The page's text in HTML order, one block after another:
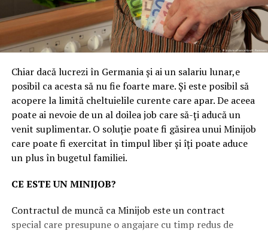
Chiar dacă lucrezi în Germania și ai un salariu lunar,e
posibil ca acesta să nu fie foarte mare. Și este posibil să
acopere la limită cheltuielile curente care apar. De aceea
poate ai nevoie de un al doilea job care să-ți aducă un
venit suplimentar. O soluție poate fi găsirea unui Minijob
care poate fi exercitat în timpul liber și îți poate aduce
un plus în bugetul familiei.
CE ESTE UN MINIJOB?
Contractul de muncă ca Minijob este un contract
special care presupune o angajare cu timp redus de